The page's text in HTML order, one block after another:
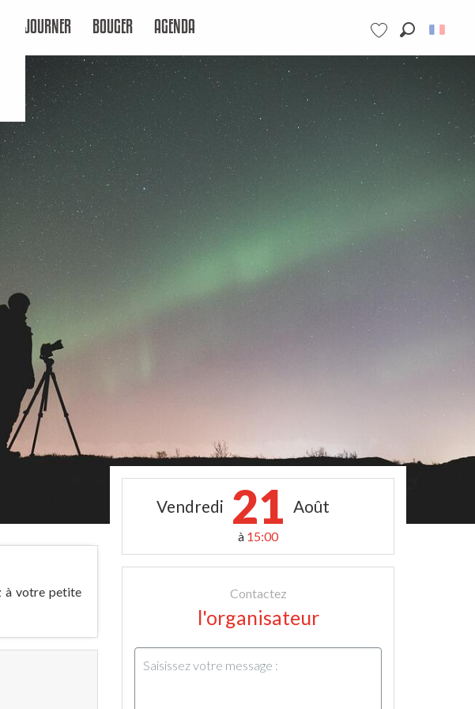
Voir les favoris
SÉJOURNER BOUGER AGENDA
à votre petite
Vendredi 21 Août
à 15:00
Contactez
l'organisateur